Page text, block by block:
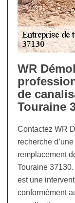
WR
de
Touraine
Contactez WR
recherche
remplacement
Touraine
est une
conformément